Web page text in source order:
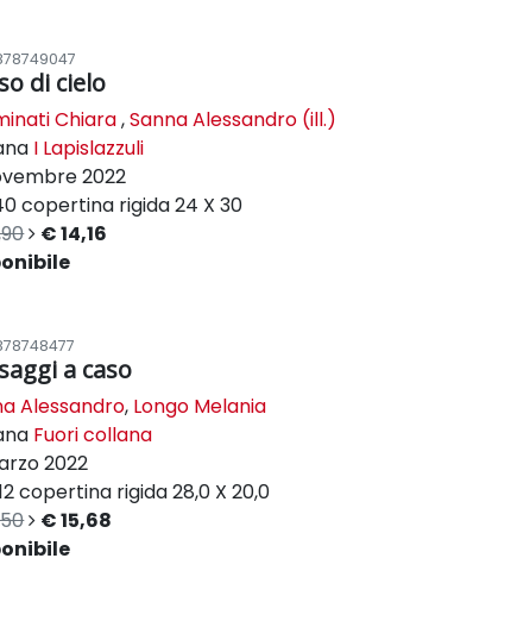
di cielo
Chiara,Sanna Alessandro (ill.)
I Lapislazzuli
2022
copertina rigida24 X 30
€ 14,16
a caso
Alessandro, Longo Melania
Fuori collana
2022
copertina rigida28,0 X 20,0
€ 15,68